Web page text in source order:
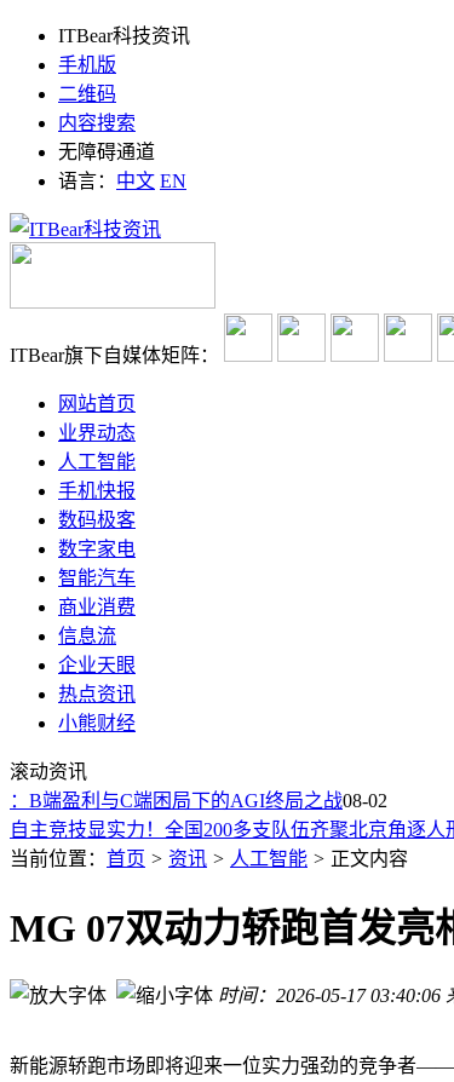
ITBear科技资讯
手机版
二维码
内容搜索
无障碍通道
语言： 中文 EN
ITBear旗下自媒体矩阵：
网站首页
业界动态
人工智能
手机快报
数码极客
数字家电
智能汽车
商业消费
信息流
企业天眼
热点资讯
小熊财经
滚动资讯
B端盈利与C端困局下的AGI终局之战08-02
首届全国青少年人工智能大赛决赛启幕 850余名选手
奥特曼亲述：为研究Sora沉迷TikTok，删App控时间
自主竞技显实力！全国200多支队伍齐聚北京角逐人
AI推理成本降，使用成本却升？算力之变下用户如何
3DIO技术革新：引领AI芯片间连接迈向高效低耗新
长三角（嘉兴）Token运营中心启动 赋能区域产业
首届全国青少年人工智能大赛沪上开赛 800余名选手
AI赋能游戏新生态：三七互娱如何构建智能基础设
首届全国青少年人工智能大赛决赛启幕 850余名选
当前位置： 首页 > 资讯 > 人工智能 > 正文内容
MG 07双动力轿跑首发亮
时间：2026-05-17 03:40:06
新能源轿跑市场即将迎来一位实力强劲的竞争者